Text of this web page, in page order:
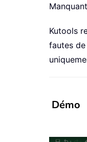
Kutools
fautes
Démo